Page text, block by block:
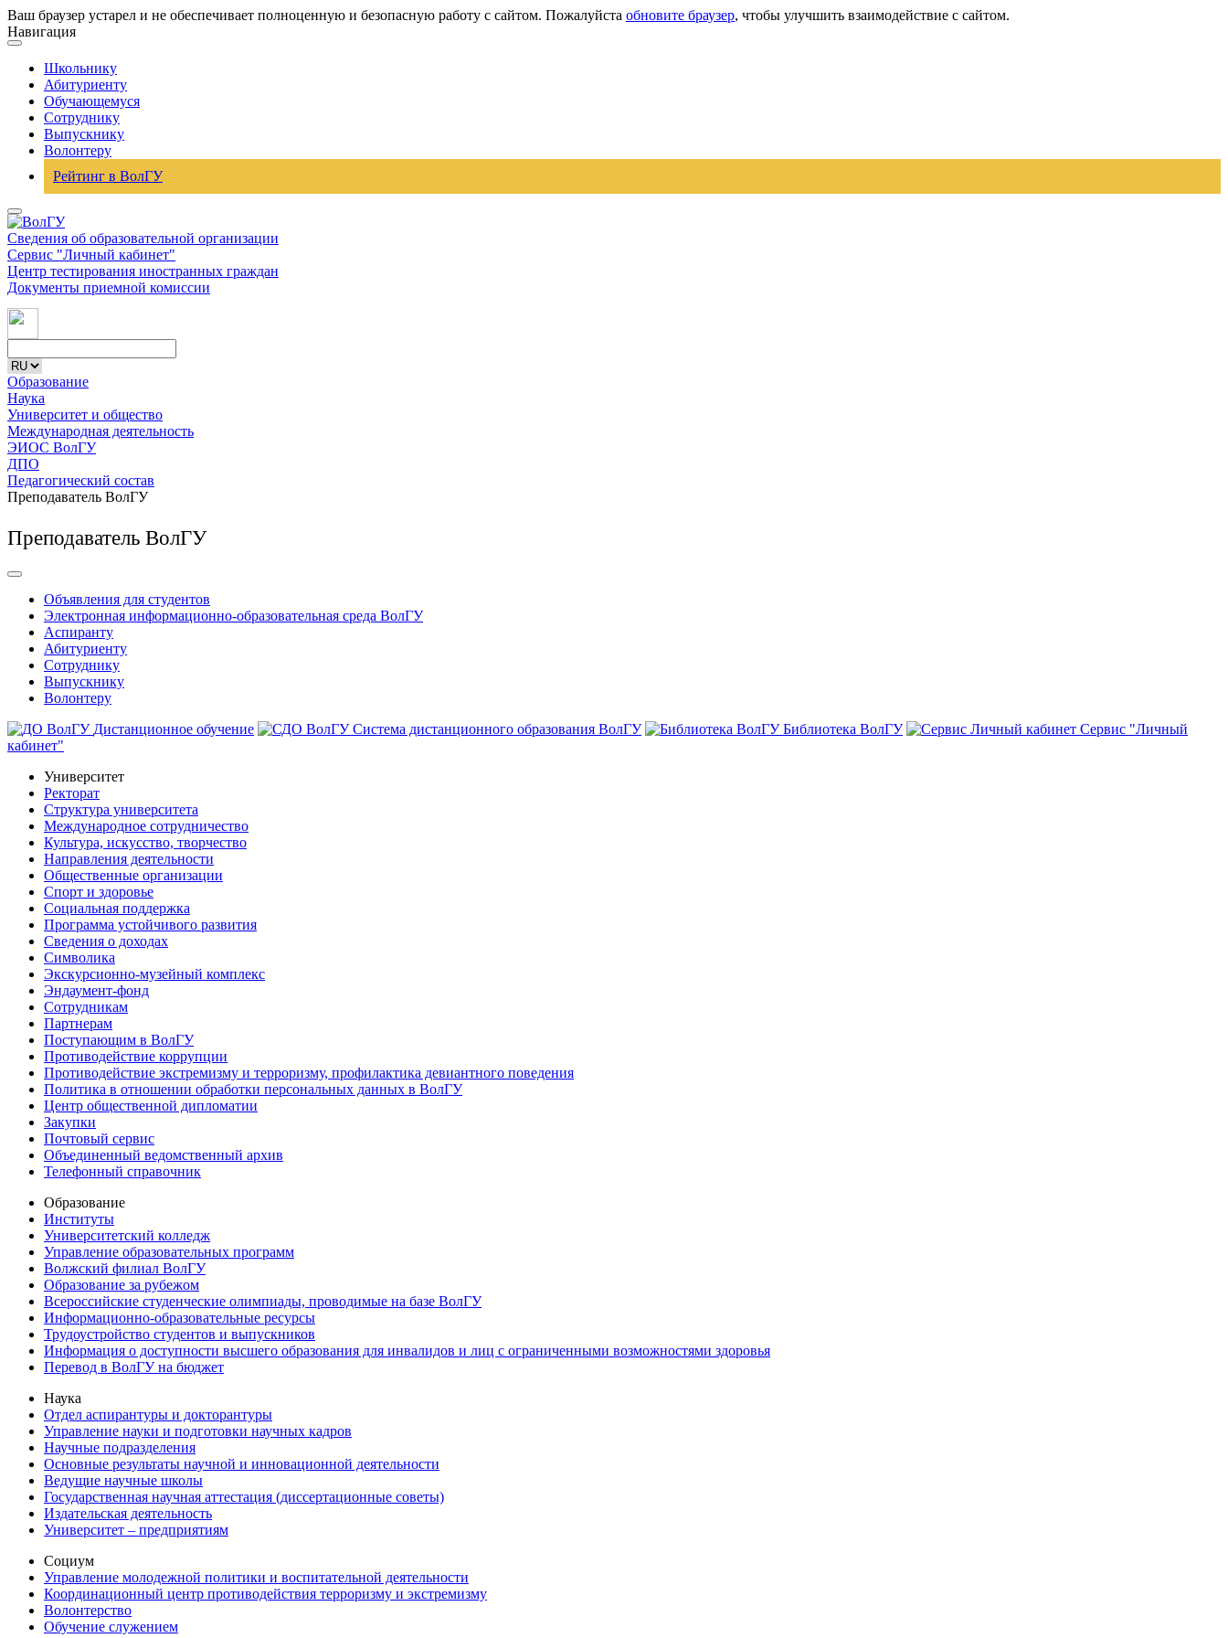
Ваш браузер устарел и не обеспечивает полноценную и безопасную работу с сайтом. Пожалуйста обновите браузер, чтобы улучшить взаимодействие с сайтом.
Навигация
Школьнику
Абитуриенту
Обучающемуся
Сотруднику
Выпускнику
Волонтеру
Рейтинг в ВолГУ
Сведения об образовательной организации
Сервис "Личный кабинет"
Центр тестирования иностранных граждан
Документы приемной комиссии
Образование
Наука
Университет и общество
Международная деятельность
ЭИОС ВолГУ
ДПО
Педагогический состав
Преподаватель ВолГУ
Преподаватель ВолГУ
Объявления для студентов
Электронная информационно-образовательная среда ВолГУ
Аспиранту
Абитуриенту
Сотруднику
Выпускнику
Волонтеру
Дистанционное обучение
Система дистанционного образования ВолГУ Библиотека ВолГУ
Сервис "Личный
кабинет"
Университет
Ректорат
Структура университета
Международное сотрудничество
Культура, искусство, творчество
Направления деятельности
Общественные организации
Спорт и здоровье
Социальная поддержка
Программа устойчивого развития
Сведения о доходах
Символика
Экскурсионно-музейный комплекс
Эндаумент-фонд
Сотрудникам
Партнерам
Поступающим в ВолГУ
Противодействие коррупции
Противодействие экстремизму и терроризму, профилактика девиантного поведения
Политика в отношении обработки персональных данных в ВолГУ
Центр общественной дипломатии
Закупки
Почтовый сервис
Объединенный ведомственный архив
Телефонный справочник
Образование
Институты
Университетский колледж
Управление образовательных программ
Волжский филиал ВолГУ
Образование за рубежом
Всероссийские студенческие олимпиады, проводимые на базе ВолГУ
Информационно-образовательные ресурсы
Трудоустройство студентов и выпускников
Информация о доступности высшего образования для инвалидов и лиц с ограниченными возможностями здоровья
Перевод в ВолГУ на бюджет
Наука
Отдел аспирантуры и докторантуры
Управление науки и подготовки научных кадров
Научные подразделения
Основные результаты научной и инновационной деятельности
Ведущие научные школы
Государственная научная аттестация (диссертационные советы)
Издательская деятельность
Университет – предприятиям
Социум
Управление молодежной политики и воспитательной деятельности
Координационный центр противодействия терроризму и экстремизму
Волонтерство
Обучение служением